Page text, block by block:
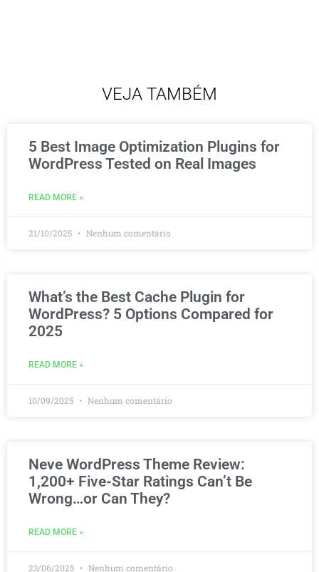
VEJA TAMBÉM
5 Best Image Optimization Plugins for
WordPress Tested on Real Images
READ MORE »
21/10/2025 Nenhum comentário
What’s the Best Cache Plugin for
WordPress? 5 Options Compared for
2025
READ MORE »
10/09/2025 Nenhum comentário
Neve WordPress Theme Review:
1,200+ Five-Star Ratings Can’t Be
Wrong…or Can They?
READ MORE »
23/06/2025 Nenhum comentário